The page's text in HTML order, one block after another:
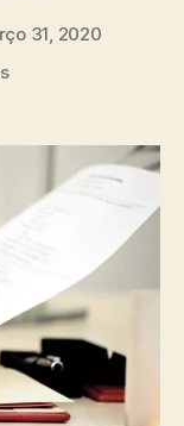
31, 2020
em
a
diferença
entre
os
os
extrajudiciais